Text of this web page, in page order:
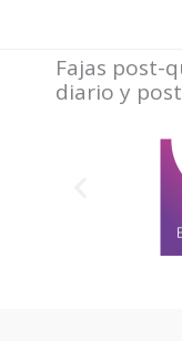
Fajas post-
diario y